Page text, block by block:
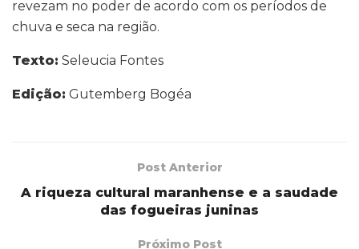
revezam no poder de acordo com os períodos de
chuva e seca na região.
Texto: Seleucia Fontes
Edição: Gutemberg Bogéa
Post Anterior
A riqueza cultural maranhense e a saudade
das fogueiras juninas
Próximo Post